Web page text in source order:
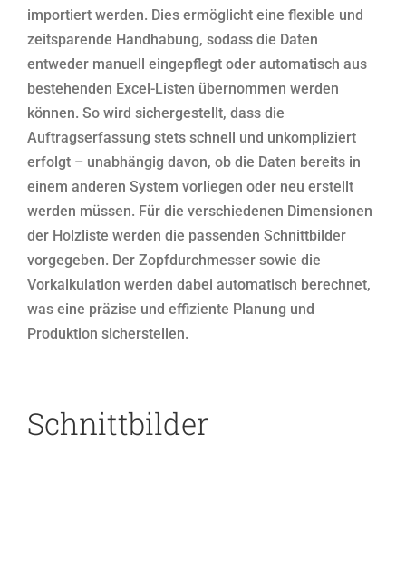
importiert werden. Dies ermöglicht eine flexible und
zeitsparende Handhabung, sodass die Daten
entweder manuell eingepflegt oder automatisch aus
bestehenden Excel-Listen übernommen werden
können. So wird sichergestellt, dass die
Auftragserfassung stets schnell und unkompliziert
erfolgt – unabhängig davon, ob die Daten bereits in
einem anderen System vorliegen oder neu erstellt
werden müssen. Für die verschiedenen Dimensionen
der Holzliste werden die passenden Schnittbilder
vorgegeben. Der Zopfdurchmesser sowie die
Vorkalkulation werden dabei automatisch berechnet,
was eine präzise und effiziente Planung und
Produktion sicherstellen.
Schnittbilder